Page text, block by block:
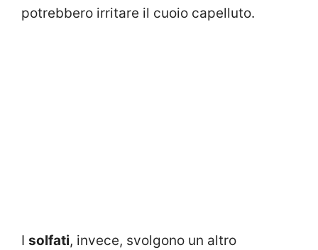
potrebbero irritare il cuoio capelluto.
I solfati, invece, svolgono un altro